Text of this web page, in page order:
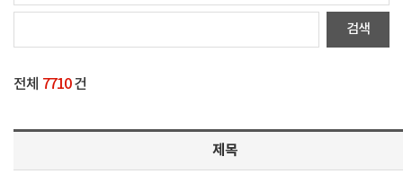
전체 7710건
제목